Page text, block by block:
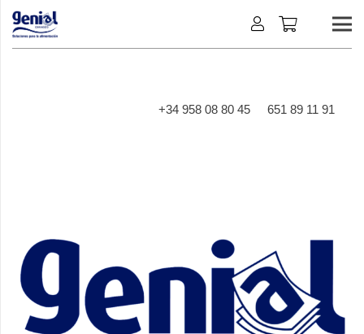
+34 958 08 80 45 651 89 11 91